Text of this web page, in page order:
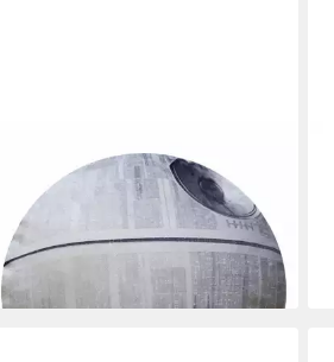
Dekokissen - Formkissen Weiche
Kuschelkissen
14,95 €
-25%
lieferbar - in 4-5 Werktagen bei dir